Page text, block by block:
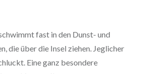
fast in den Dunst- und
die über die Insel ziehen. Jeglicher
Eine ganz besondere